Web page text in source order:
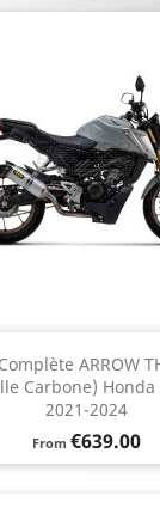
ARROW
Carbone) Honda
2021-2024
From Price
€639.00